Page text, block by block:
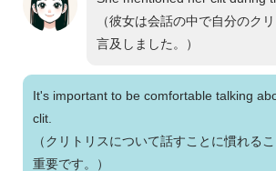
（彼女は会話の中で自分のク
言及しました。）
It's important to be comfortable talking
clit.
（クリトリスについて話すことに慣れる
重要です。）